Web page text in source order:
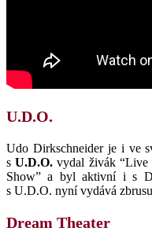
U.D.O.
Udo Dirkschneider je i ve
sU.D.O. vydal živák “Live
Show” a byl aktivní i s
s U.D.O. nyní vydává
Dream Theater